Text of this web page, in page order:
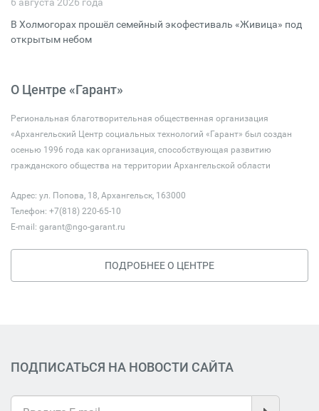
В Холмогорах прошёл семейный экофестиваль «Живица» под
открытым небом
О Центре «Гарант»
Региональная благотворительная общественная организация
«Архангельский Центр социальных технологий «Гарант» был создан
осенью 1996 года как организация, способствующая развитию
гражданского общества на территории Архангельской области
Адрес: ул. Попова, 18, Архангельск, 163000
Телефон: +7(818) 220-65-10
E-mail: garant@ngo-garant.ru
ПОДРОБНЕЕ О ЦЕНТРЕ
ПОДПИСАТЬСЯ НА НОВОСТИ САЙТА